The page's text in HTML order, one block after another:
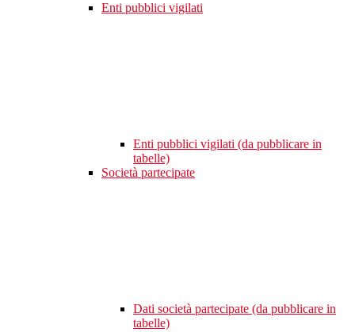
Enti pubblici vigilati
Enti pubblici vigilati (da pubblicare in
tabelle)
Società partecipate
Dati società partecipate (da pubblicare in
tabelle)